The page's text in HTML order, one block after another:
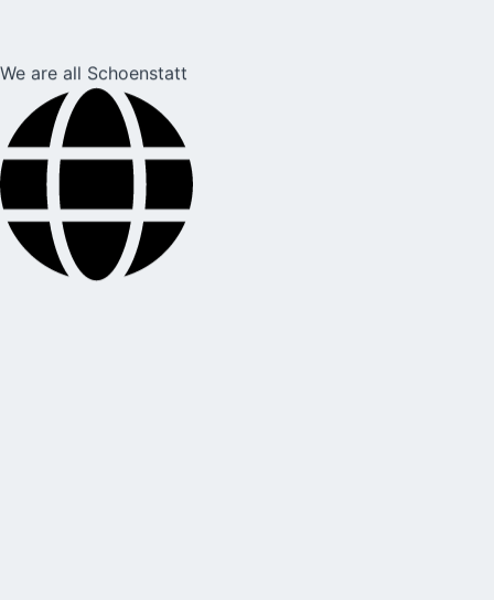
We are all Schoenstatt